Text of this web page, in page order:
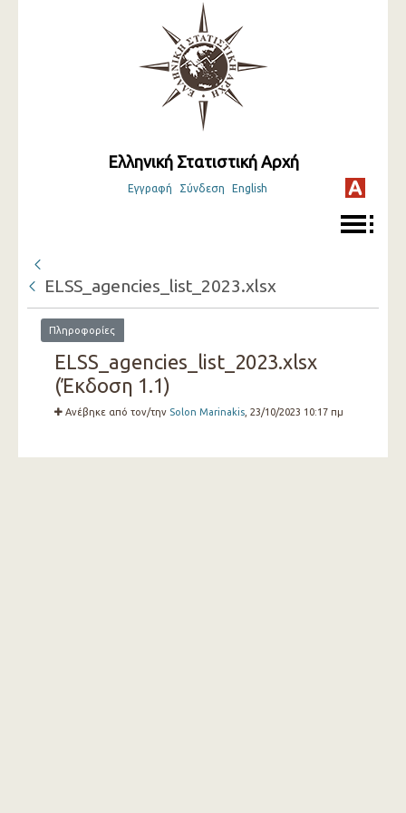
Ελληνική Στατιστική Αρχή
Εγγραφή Σύνδεση English
ELSS_agencies_list_2023.xlsx
Πληροφορίες
ELSS_agencies_list_2023.xlsx
(Έκδοση 1.1)
Ανέβηκε από τον/την Solon Marinakis, 23/10/2023 10:17 πμ